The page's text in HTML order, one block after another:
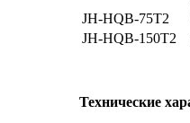
JH-HQB-75T2
JH-HQB-150T2
Технические